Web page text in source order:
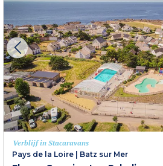
Verblijf in Stacaravans
Pays de la Loire | Batz sur Mer